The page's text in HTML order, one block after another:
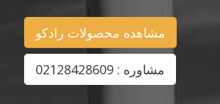
مشاهده محصولات رادکو
مشاوره : 02128428609